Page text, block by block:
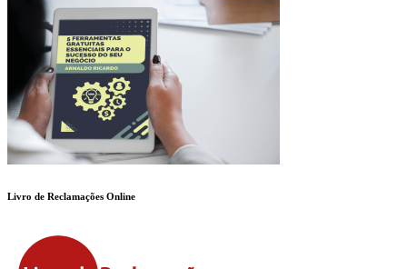
Livro de Reclamações Online